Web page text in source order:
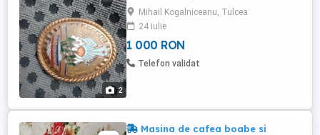
2
Mihail Kogalniceanu, Tulcea
24 iulie
1 000 RON
Telefon validat
Masina de cafea boabe si